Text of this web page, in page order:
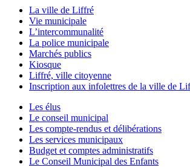
La ville de Liffré
Vie municipale
L’intercommunalité
La police municipale
Marchés publics
Kiosque
Liffré, ville citoyenne
Inscription aux infolettres de la ville de
Les élus
Le conseil municipal
Les compte-rendus et délibérations
Les services municipaux
Budget et comptes administratifs
Le Conseil Municipal des Enfants